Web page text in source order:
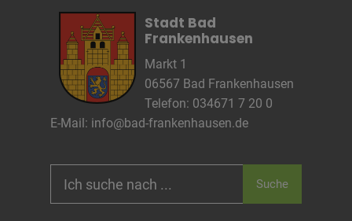
Stadt Bad
Frankenhausen
Markt 1
06567 Bad Frankenhausen
Telefon: 034671 7 20 0
E-Mail: info@bad-frankenhausen.de
for:
Suche
Anbieter
wetter2.com
Cookie Name
Cookie Laufzeit
Name
Cookies die eventuell bei der Verwendung
Zweck
Marketing/Tracking